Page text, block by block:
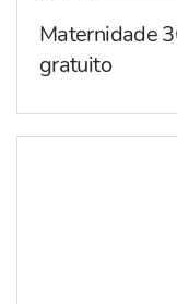
Maternidade
gratuito